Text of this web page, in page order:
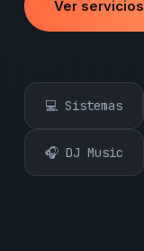
Ver servicios
💻 Sistemas
🎧 DJ Music